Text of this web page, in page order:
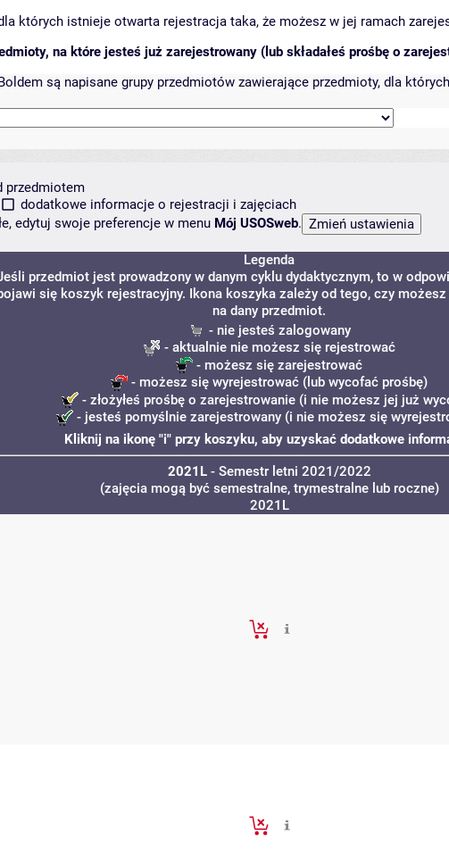
których istnieje otwarta rejestracja taka, że możesz w jej ramach
na które jesteś już zarejestrowany (lub składałeś prośbę o
są napisane grupy przedmiotów zawierające przedmioty, dla
przedmiotem
dodatkowe informacje o rejestracji i zajęciach
edytuj swoje preferencje w menu Mój USOSweb.
Legenda
przedmiot jest prowadzony w danym cyklu dydaktycznym, to w
się koszyk rejestracyjny. Ikona koszyka zależy od tego, czy
na dany przedmiot.
- nie jesteś zalogowany
- aktualnie nie możesz się rejestrować
- możesz się zarejestrować
- możesz się wyrejestrować (lub wycofać prośbę)
- złożyłeś prośbę o zarejestrowanie (i nie możesz jej już
- jesteś pomyślnie zarejestrowany (i nie możesz się
Kliknij na ikonę "i" przy koszyku, aby uzyskać dodatkowe
2021L- Semestr letni 2021/2022
(zajęcia mogą być semestralne, trymestralne lub roczne)
2021L